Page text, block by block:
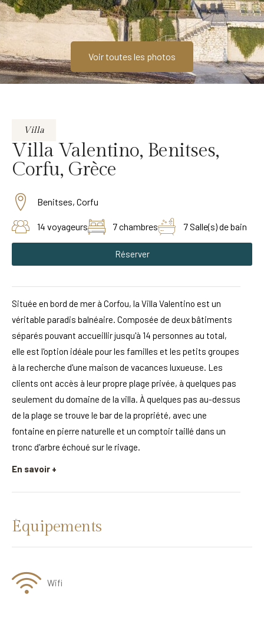
Voir toutes les photos
Villa
Villa Valentino, Benitses,
Corfu, Grèce
Benitses, Corfu
14 voyageurs 7 chambres 7 Salle(s) de bain
Réserver
Située en bord de mer à Corfou, la Villa Valentino est un
véritable paradis balnéaire. Composée de deux bâtiments
séparés pouvant accueillir jusqu'à 14 personnes au total,
elle est l'option idéale pour les familles et les petits groupes
à la recherche d'une maison de vacances luxueuse. Les
clients ont accès à leur propre plage privée, à quelques pas
seulement du domaine de la villa. À quelques pas au-dessus
de la plage se trouve le bar de la propriété, avec une
fontaine en pierre naturelle et un comptoir taillé dans un
tronc d'arbre échoué sur le rivage.
En savoir +
Équipements
Wifi